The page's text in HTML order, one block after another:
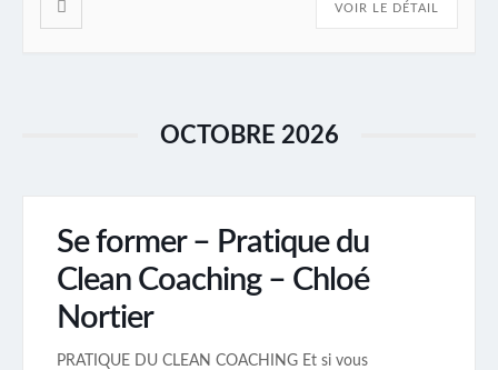
VOIR LE DÉTAIL
OCTOBRE 2026
Se former – Pratique du
Clean Coaching – Chloé
Nortier
PRATIQUE DU CLEAN COACHING Et si vous